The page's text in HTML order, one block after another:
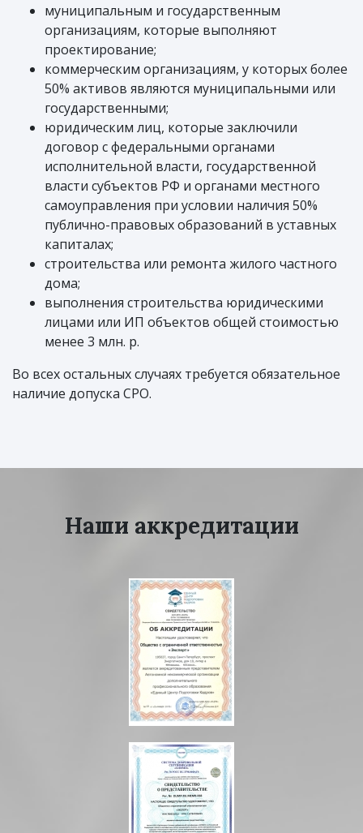
муниципальным и государственным
организациям, которые выполняют
проектирование;
коммерческим организациям, у которых более
50% активов являются муниципальными или
государственными;
юридическим лиц, которые заключили
договор с федеральными органами
исполнительной власти, государственной
власти субъектов РФ и органами местного
самоуправления при условии наличия 50%
публично-правовых образований в уставных
капиталах;
строительства или ремонта жилого частного
дома;
выполнения строительства юридическими
лицами или ИП объектов общей стоимостью
менее 3 млн. р.
Во всех остальных случаях требуется обязательное
наличие допуска СРО.
Наши аккредитации